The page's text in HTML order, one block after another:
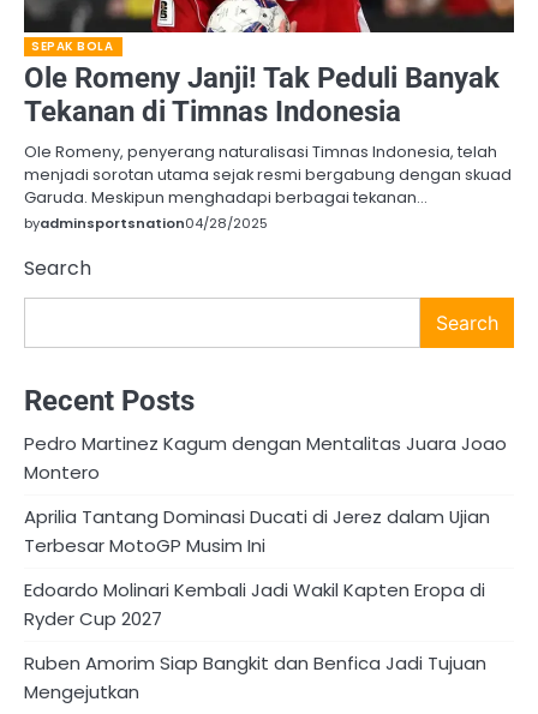
SEPAK BOLA
Ole Romeny Janji! Tak Peduli Banyak
Tekanan di Timnas Indonesia
Ole Romeny, penyerang naturalisasi Timnas Indonesia, telah
menjadi sorotan utama sejak resmi bergabung dengan skuad
Garuda. Meskipun menghadapi berbagai tekanan…
byadminsportsnation04/28/2025
Search
Search
Recent Posts
Pedro Martinez Kagum dengan Mentalitas Juara Joao
Montero
Aprilia Tantang Dominasi Ducati di Jerez dalam Ujian
Terbesar MotoGP Musim Ini
Edoardo Molinari Kembali Jadi Wakil Kapten Eropa di
Ryder Cup 2027
Ruben Amorim Siap Bangkit dan Benfica Jadi Tujuan
Mengejutkan